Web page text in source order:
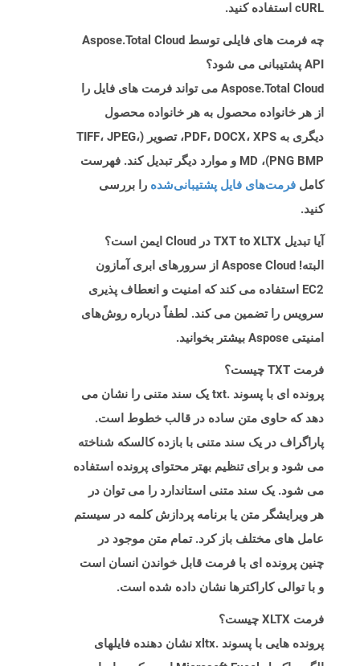
cURL استفاده کنید.
چه فرمت های فایلی توسط Aspose.Total Cloud
API پشتیبانی می شود؟
Aspose.Total Cloud می تواند فرمت های فایل را
از هر خانواده محصول به هر خانواده محصول
دیگری به PDF، DOCX، XPS، تصویر (TIFF، JPEG،
PNG BMP)، MD و موارد دیگر تبدیل کند. فهرست
کامل فرمت‌های فایل پشتیبانی‌شده را بررسی
کنید.
آیا تبدیل TXT to XLTX در Cloud ایمن است؟
البته! Aspose Cloud از سرورهای ابری آمازون
EC2 استفاده می کند که امنیت و انعطاف پذیری
سرویس را تضمین می کند. لطفاً درباره روش‌های
امنیتی Aspose بیشتر بخوانید.
فرمت TXT چیست؟
پرونده ای با پسوند .txt یک سند متنی را نشان می
دهد که حاوی متن ساده در قالب خطوط است.
پاراگراف در یک سند متنی با بازده کالسکه شناخته
می شود و برای تنظیم بهتر محتوای پرونده استفاده
می شود. یک سند متنی استاندارد را می توان در
هر ویرایشگر متن یا برنامه پردازش کلمه در سیستم
عامل های مختلف باز کرد. تمام متن موجود در
چنین پرونده ای با فرمت قابل خواندن انسان است
و با توالی کاراکترها نشان داده شده است.
فرمت XLTX چیست؟
پرونده هایی با پسوند .xltx نشان دهنده فایلهای